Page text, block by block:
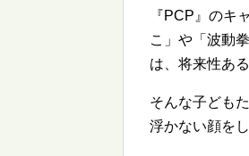
『PCP』のキ
こ」や「波動
は、将来性あ
そんな子ども
浮かない顔をし